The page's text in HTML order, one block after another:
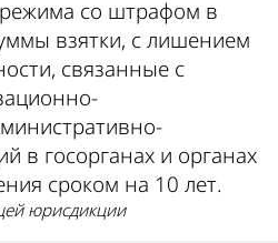
режима со штрафом в
взятки, с лишением
связанные с
в госорганах и органах
сроком на 10 лет.
юрисдикции